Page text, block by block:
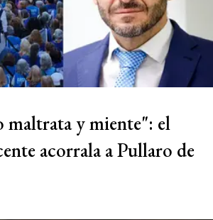
y miente": el
acorrala a Pullaro de